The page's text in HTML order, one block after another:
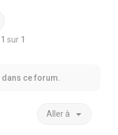
1 sur 1
dans ce forum.
Aller à